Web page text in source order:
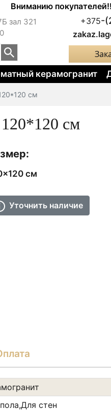
Вниманию покупателей!!!
зал 321
+375-
керамогранит
см
см
см
Уточнить наличие
стен